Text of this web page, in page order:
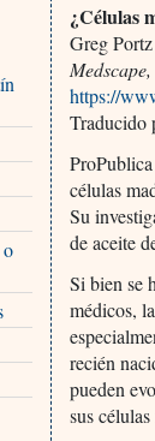
¿Células
Greg Portz
Medscape,
https://
Traducido
células
Su
de aceite
Si bien se
médicos,
recién
pueden
sus